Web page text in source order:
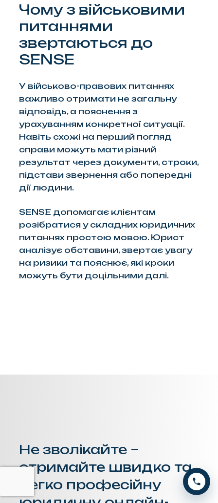
Чому з військовими
питаннями
звертаються до
SENSE
У військово-правових питаннях
важливо отримати не загальну
відповідь, а пояснення з
урахуванням конкретної ситуації.
Навіть схожі на перший погляд
справи можуть мати різний
результат через документи, строки,
підстави звернення або попередні
дії людини.
SENSE допомагає клієнтам
розібратися у складних юридичних
питаннях простою мовою. Юрист
аналізує обставини, звертає увагу
на ризики та пояснює, які кроки
можуть бути доцільними далі.
Не зволікайте –
отримайте швидко та
легко професійну